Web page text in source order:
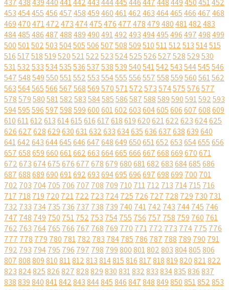
437438439440441442443444445446447448449450451452
453454455456457458459460461462463464465466467468
469470471472473474475476477478479480481482483
484485486487488489490491492493494495496497498499
500501502503504505506507508509510511512513514515
516517518519520521522523524525526527528529530
531532533534535536537538539540541542543544545546
547548549550551552553554555556557558559560561562
563564565566567568569570571572573574575576577
578579580581582583584585586587588589590591592593
594595596597598599600601602603604605606607608609
610611612613614615616617618619620621622623624625
626627628629630631632633634635636637638639640
641642643644645646647648649650651652653654655656
657658659660661662663664665666667668669670671
672673674675676677678679680681682683684685686
687688689690691692693694695696697698699 700 701
702 703 704705 706 707 708 709 710 711712 713 714715 716
717 718 719 720 721722 723 724725 726 727 728 729 730 731
732 733 734735 736 737 738 739 740 741742 743 744745 746
747 748 749 750 751752 753 754755 756 757 758 759 760 761
762 763 764765 766 767 768 769 770 771772 773 774775 776
777 778 779 780 781782 783 784785 786 787 788 789 790 791
792 793 794795 796 797 798 799800801802803804805806
807808809810811812813814815816817818819820821822
823824825826827828829830831832833834835836837
838839840841842843844845846847848849850851852853